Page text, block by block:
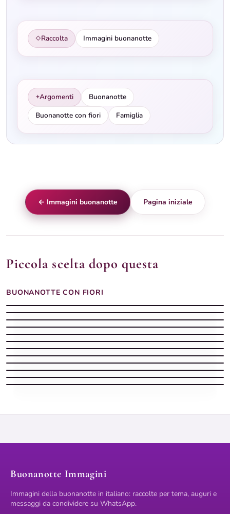
◇Raccolta Immagini buonanotte
✦Argomenti
Buonanotte
Buonanotte con fiori
Famiglia
Piccola scelta dopo questa
BUONANOTTE CON FIORI
Buonanotte Immagini celeste con fiori
Buonanotte Immagini tranquilla con fiori
Buonanotte Immagini stellata con fiori
Buonanotte Immagini lunare e gentile
Buonanotte estiva con fiori profumati sotto la luna piena
Buonanotte estiva con luna piena tra gli alberi stellati
Buonanotte Immagini serena con fiori
Buonanotte Immagini morbida con fiori
Buonanotte estiva con bouganville rosa e luna piena
Frasi buonanotte che colpiscono il cuore con rose e luna piena
Buonanotte estiva con luna tra le nuvole e fiori colorati
← Immagini buonanotte Pagina iniziale
Buonanotte Immagini
Immagini della buonanotte in italiano: raccolte per tema, auguri e
messaggi da condividere su WhatsApp.